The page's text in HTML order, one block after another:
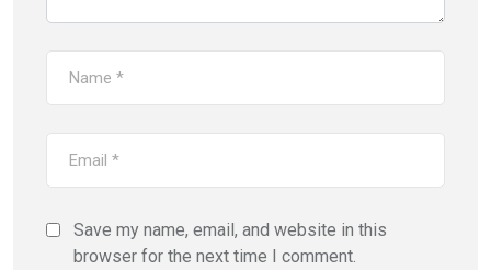
Save my name, email, and website in this
browser for the next time I comment.